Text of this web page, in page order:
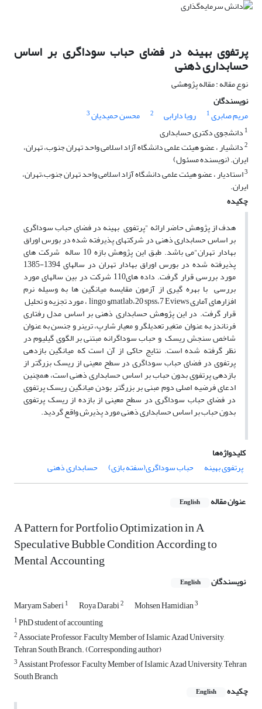
پرتفوی بهینه در فضای حباب سوداگری بر اساس
حسابداری ذهنی
نوع مقاله : مقاله پژوهشی
نویسندگان
مریم صابری1 رویا دارابی 2 محسن حمیدیان3
1 دانشجوی دکتری حسابداری
2دانشیار ، عضو هیئت علمی دانشگاه آزاد اسلامی واحد تهران جنوب، تهران،
ایران. (نویسنده مسئول)
3استادیار ، عضو هیئت علمی دانشگاه آزاد اسلامی واحد تهران جنوب،‌تهران،
ایران.
چکیده
هدف از پژوهش حاضر ارائه "پرتفوی بهینه در فضای حباب سوداگری
بر اساس حسابداری ذهنی در شرکتهای پذیرفته شده در بورس اوراق
بهادار تهران"می باشد. طبق این پژوهش بازه 10 ساله شرکت های
پذیرفته شده در بورس اوراق بهادار تهران در سالهای 1394-1385
مورد بررسی قرار گرفت. داده های110 شرکت در بین سالهای مورد
بررسی با بهره گیری از آزمون مقایسه میانگین ها به وسیله نرم
افزارهای آماری matlab،20 spss،7 Eviewsو lingo ، مورد تجزیه و تحلیل
قرار گرفت. در این پژوهش حسابداری ذهنی بر اساس مدل رفتاری
فرناندز به عنوان متغیر تعدیلگر و معیار شارپ، ترینر و جنسن به عنوان
شاخص سنجش ریسک و حباب سوداگرانه مبتنی بر الگوی گیلیوم در
نظر گرفته شده است. نتایج حاکی از آن است که میانگین بازدهی
پرتفوی در فضای حباب سوداگری در سطح معینی از ریسک بزرگتر از
بازدهی پرتفوی بدون حباب بر اساس حسابداری ذهنی است، همچنین
ادعای فرضیه اصلی دوم مبنی بر بزرگتر بودن میانگین ریسک پرتفوی
در فضای حباب سوداگری در سطح معینی از بازده از ریسک پرتفوی
بدون حباب بر اساس حسابداری ذهنی مورد پذیرش واقع گردید.
کلیدواژه‌ها
پرتفوی بهینه
حباب سوداگری(سفته بازی) حسابداری ذهنی
عنوان مقاله English
A Pattern for Portfolio Optimization in A
Speculative Bubble Condition According to
Mental Accounting
نویسندگان English
Maryam Saberi1 Roya Darabi2 Mohsen Hamidian3
1PhD student of accounting
2Associate Professor, Faculty Member of Islamic Azad University,
Tehran South Branch. (Corresponding author)
3Assistant Professor, Faculty Member of Islamic Azad University, Tehran
South Branch
چکیده
English